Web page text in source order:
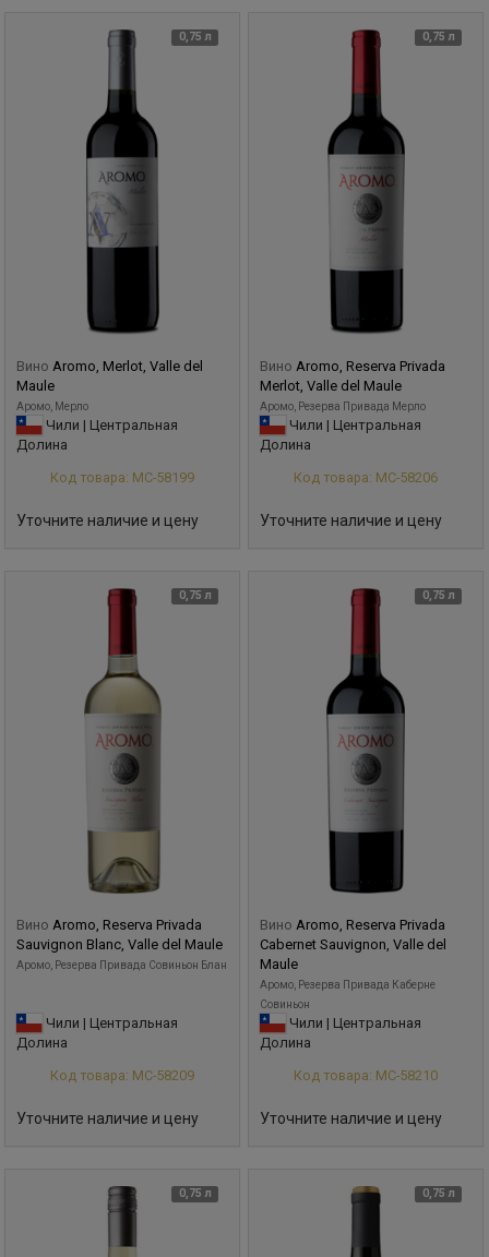
0,75 л
Вино Aromo, Merlot, Valle del
Maule
Аромо, Мерло
Чили | Центральная
Долина
Код товара: МС-58199
Уточните наличие и цену
0,75 л
Вино Aromo, Reserva Privada
Merlot, Valle del Maule
Аромо, Резерва Привада Мерло
Чили | Центральная
Долина
Код товара: МС-58206
Уточните наличие и цену
0,75 л
Вино Aromo, Reserva Privada
Sauvignon Blanc, Valle del Maule
Аромо, Резерва Привада Совиньон Блан
Чили | Центральная
Долина
Код товара: МС-58209
Уточните наличие и цену
0,75 л
Вино Aromo, Reserva Privada
Cabernet Sauvignon, Valle del
Maule
Аромо, Резерва Привада Каберне
Совиньон
Чили | Центральная
Долина
Код товара: МС-58210
Уточните наличие и цену
0,75 л 0,75 л